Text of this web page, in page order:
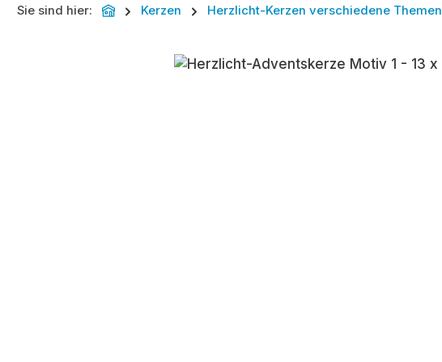
Sie sind hier: Kerzen Herzlicht-Kerzen verschiedene Themen
Bildergalerie überspringen